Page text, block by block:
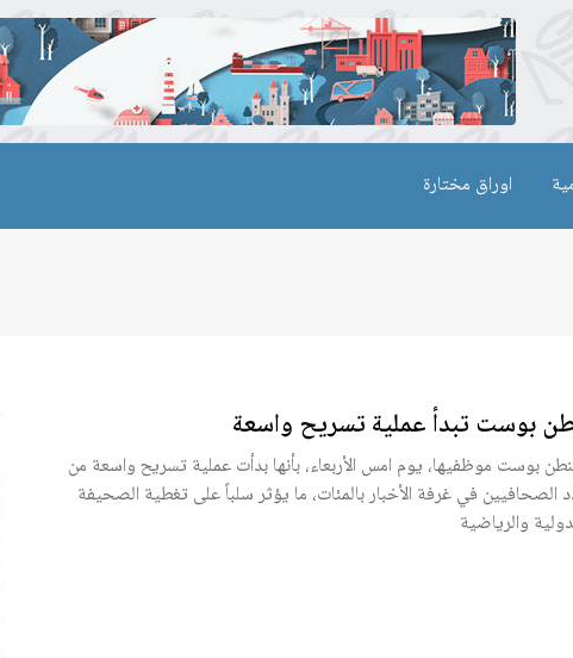
اوراق مختارة
بوست تبدأ عملية تسريح واسعة
بوست موظفيها، يوم امس الأربعاء، بأنها بدأت عملية تسريح واسعة من
الصحافيين في غرفة الأخبار بالمئات، ما يؤثر سلباً على تغطية الصحيفة
والرياضية